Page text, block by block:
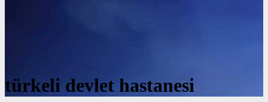
türkeli devlet hastanesi